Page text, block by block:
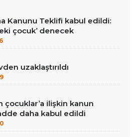
Kanunu Teklifi kabul edildi:
çocuk’ denecek
uzaklaştırıldı
çocuklar’a ilişkin kanun
daha kabul edildi